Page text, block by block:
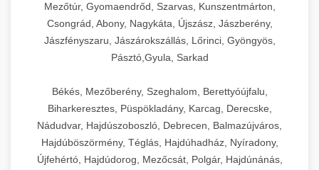
Mezőtúr, Gyomaendrőd, Szarvas, Kunszentmárton,
Csongrád, Abony, Nagykáta, Újszász, Jászberény,
Jászfényszaru, Jászárokszállás, Lőrinci, Gyöngyös,
Pásztó,Gyula, Sarkad
Békés, Mezőberény, Szeghalom, Berettyóújfalu,
Biharkeresztes, Püspökladány, Karcag, Derecske,
Nádudvar, Hajdúszoboszló, Debrecen, Balmazújváros,
Hajdúböszörmény, Téglás, Hajdúhadház, Nyíradony,
Újfehértó, Hajdúdorog, Mezőcsát, Polgár, Hajdúnánás,